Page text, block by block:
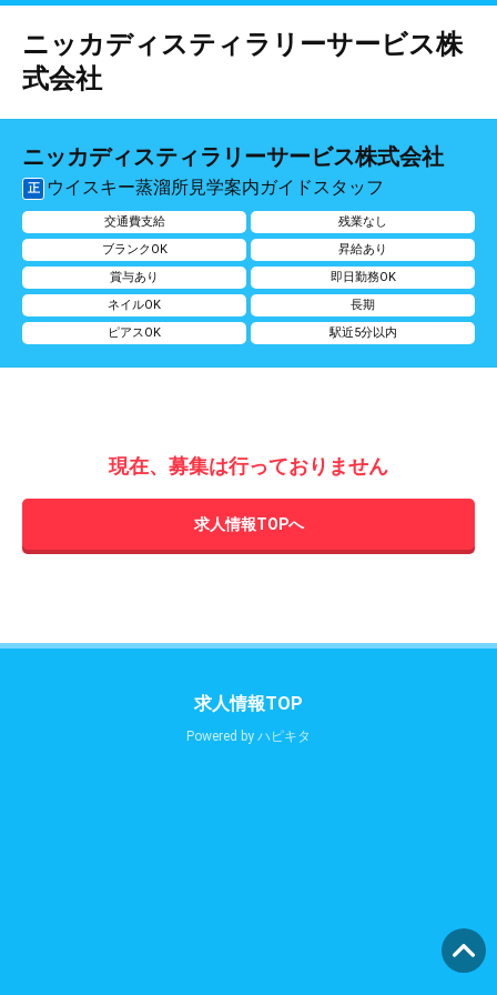
ニッカディスティラリーサービス株
式会社
ニッカディスティラリーサービス株式会社
正 ウイスキー蒸溜所見学案内ガイドスタッフ
交通費支給
残業なし
ブランクOK
昇給あり
賞与あり
即日勤務OK
ネイルOK
長期
ピアスOK
駅近5分以内
現在、募集は行っておりません
求人情報TOPへ
求人情報TOP
Powered by ハピキタ